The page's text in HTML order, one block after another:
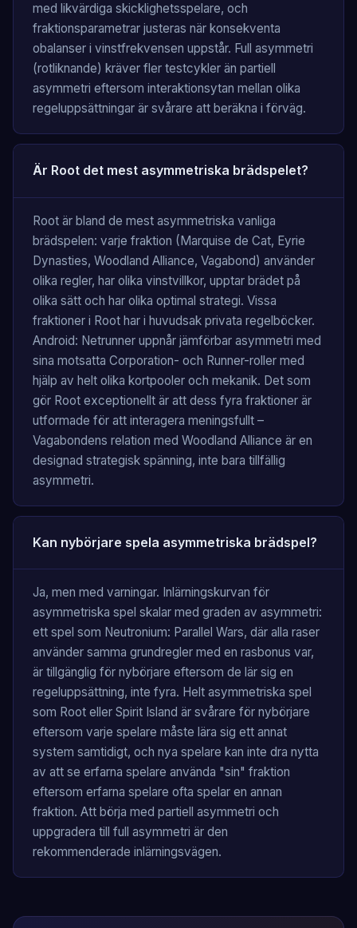
med likvärdiga skicklighetsspelare, och
fraktionsparametrar justeras när konsekventa
obalanser i vinstfrekvensen uppstår. Full asymmetri
(rotliknande) kräver fler testcykler än partiell
asymmetri eftersom interaktionsytan mellan olika
regeluppsättningar är svårare att beräkna i förväg.
Är Root det mest asymmetriska brädspelet?
Root är bland de mest asymmetriska vanliga
brädspelen: varje fraktion (Marquise de Cat, Eyrie
Dynasties, Woodland Alliance, Vagabond) använder
olika regler, har olika vinstvillkor, upptar brädet på
olika sätt och har olika optimal strategi. Vissa
fraktioner i Root har i huvudsak privata regelböcker.
Android: Netrunner uppnår jämförbar asymmetri med
sina motsatta Corporation- och Runner-roller med
hjälp av helt olika kortpooler och mekanik. Det som
gör Root exceptionellt är att dess fyra fraktioner är
utformade för att interagera meningsfullt –
Vagabondens relation med Woodland Alliance är en
designad strategisk spänning, inte bara tillfällig
asymmetri.
Kan nybörjare spela asymmetriska brädspel?
Ja, men med varningar. Inlärningskurvan för
asymmetriska spel skalar med graden av asymmetri:
ett spel som Neutronium: Parallel Wars, där alla raser
använder samma grundregler med en rasbonus var,
är tillgänglig för nybörjare eftersom de lär sig en
regeluppsättning, inte fyra. Helt asymmetriska spel
som Root eller Spirit Island är svårare för nybörjare
eftersom varje spelare måste lära sig ett annat
system samtidigt, och nya spelare kan inte dra nytta
av att se erfarna spelare använda "sin" fraktion
eftersom erfarna spelare ofta spelar en annan
fraktion. Att börja med partiell asymmetri och
uppgradera till full asymmetri är den
rekommenderade inlärningsvägen.